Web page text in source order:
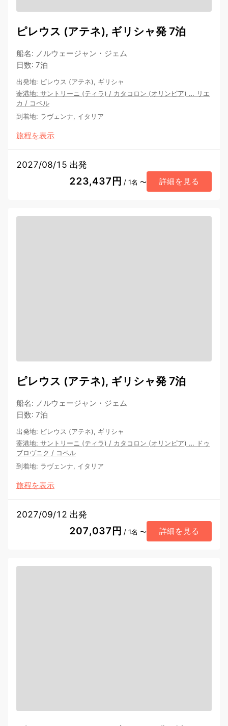
ピレウス (アテネ), ギリシャ発 7泊
船名: ノルウェージャン・ジェム
日数: 7泊
出発地: ピレウス (アテネ), ギリシャ
寄港地: サントリーニ (ティラ) / カタコロン (オリンピア) … リエ
カ / コペル
到着地: ラヴェンナ, イタリア
旅程を表示
2027/08/15 出発
223,437円 / 1名 〜 詳細を見る
ピレウス (アテネ), ギリシャ発 7泊
船名: ノルウェージャン・ジェム
日数: 7泊
出発地: ピレウス (アテネ), ギリシャ
寄港地: サントリーニ (ティラ) / カタコロン (オリンピア) … ドゥ
ブロヴニク / コペル
到着地: ラヴェンナ, イタリア
旅程を表示
2027/09/12 出発
207,037円 / 1名 〜 詳細を見る